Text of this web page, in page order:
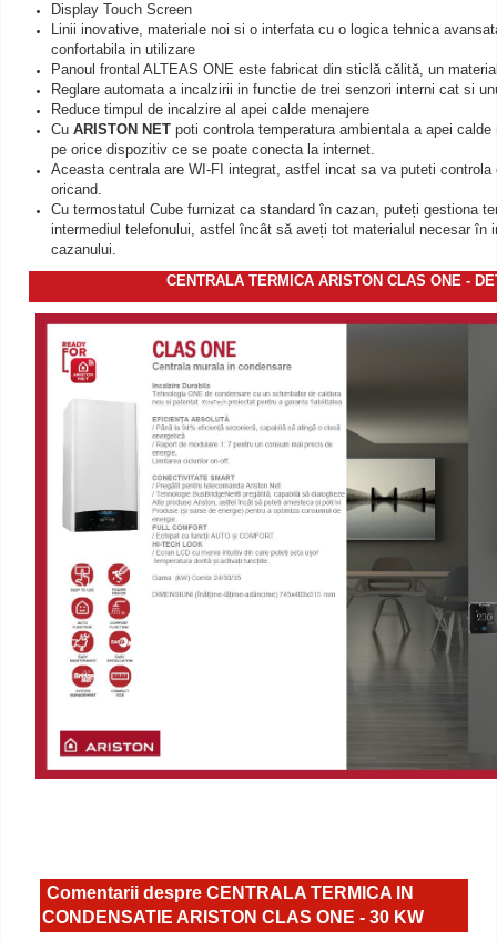
Display Touch Screen
Linii inovative, materiale noi si o interfata cu o logica tehnica
confortabila in utilizare
Panoul frontal ALTEAS ONE este fabricat din sticlă călită, un
Reglare automata a incalzirii in functie de trei senzori interni cat si
Reduce timpul de incalzire al apei calde menajere
Cu ARISTON NET poti controla temperatura ambientala a apei
pe orice dispozitiv ce se poate conecta la internet.
Aceasta centrala are WI-FI integrat, astfel incat sa va puteti controla
oricand.
Cu termostatul Cube furnizat ca standard în cazan, puteți gestiona
intermediul telefonului, astfel încât să aveți tot materialul necesar în
cazanului.
CENTRALA TERMICA ARISTON CLAS ONE -
Comentarii despre CENTRALA TERMICA IN
CONDENSATIE ARISTON CLAS ONE - 30 KW